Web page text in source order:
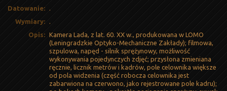
Datowanie:
.
Wymiary:
.
Opis: Kamera Lada, z lat. 60. XX w., produkowana w LOMO
(Leningradzkie Optyko-Mechaniczne Zakłady); filmowa,
szpulowa, napęd - silnik sprężynowy, możliwość
wykonywania pojedynczych zdjęć; przysłona zmieniana
ręcznie, licznik metrów i kadrów, pole celownika większe
od pola widzenia (część robocza celownika jest
zabarwiona na czerwono, jako rejestrowane pole kadru);